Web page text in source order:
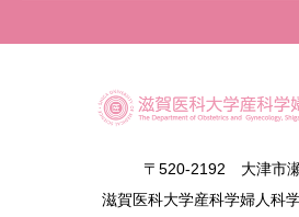
〒520-2192 大津市
滋賀医科大学産科学婦人科